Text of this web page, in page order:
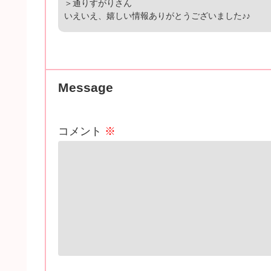
＞通りすがりさん
いえいえ、嬉しい情報ありがとうございました♪♪
Message
コメント ※